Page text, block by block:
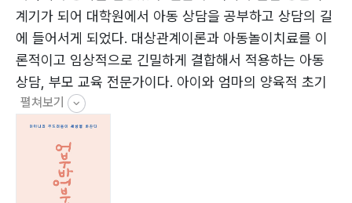
부러우면 지는 거다… 112
사랑의 매 VS 분노의 매… 118
사랑의 허기와 배고픔… 125
색종이에 실린 위대한 사랑… 130
시냇물은 졸졸졸졸!… 134
쌀! 보리! 쌀!… 139
쓸데없는 소리 좀 하지 마… 146
아름다운 이별… 151
아빠 바보… 154
계기가 되어 대학원에서 아동 상담을 공부하고 상담의 길
에 들어서게 되었다. 대상관계이론과 아동놀이치료를 이
론적이고 임상적으로 긴밀하게 결합해서 적용하는 아동
상담, 부모 교육 전문가이다. 아이와 엄마의 양육적 초기
관계의 중요성을 강조하며 아이와 부모와 교사가 함께 발
달하고 성장하는 데 도움이 되는 구체적이고 다양한 맞춤
형 부모 교육, 교사 코칭의 새로운 방향을 모색하며 다양
한 활동을 전개하고 있다.
펼쳐보기